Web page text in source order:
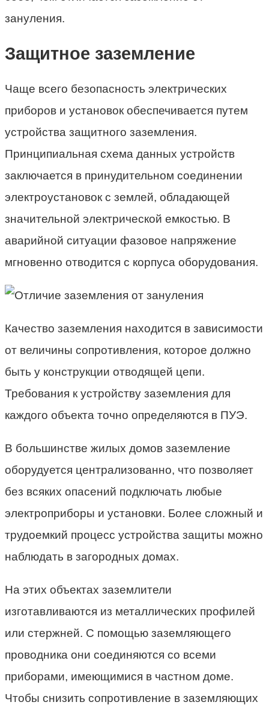
зануления.
Защитное заземление
Чаще всего безопасность электрических
приборов и установок обеспечивается путем
устройства защитного заземления.
Принципиальная схема данных устройств
заключается в принудительном соединении
электроустановок с землей, обладающей
значительной электрической емкостью. В
аварийной ситуации фазовое напряжение
мгновенно отводится с корпуса оборудования.
Качество заземления находится в зависимости
от величины сопротивления, которое должно
быть у конструкции отводящей цепи.
Требования к устройству заземления для
каждого объекта точно определяются в ПУЭ.
В большинстве жилых домов заземление
оборудуется централизованно, что позволяет
без всяких опасений подключать любые
электроприборы и установки. Более сложный и
трудоемкий процесс устройства защиты можно
наблюдать в загородных домах.
На этих объектах заземлители
изготавливаются из металлических профилей
или стержней. С помощью заземляющего
проводника они соединяются со всеми
приборами, имеющимися в частном доме.
Чтобы снизить сопротивление в заземляющих